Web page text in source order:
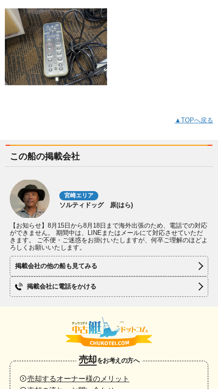
▲TOPへ戻る
この船の掲載会社
宮崎エリア
ソルティドッグ 原(はら)
【お知らせ】8月15日から8月18日まで海外出張のため、電話での対応
ができません。 期間中は、LINEまたはメールにて対応させていただ
きます。 ご不便・ご迷惑をお掛けいたしますが、何卒ご理解のほどよ
ろしくお願いいたします。
掲載会社の他の船も見てみる
掲載会社に電話をかける
売却をお考えの方へ
売却するオーナー様のメリット